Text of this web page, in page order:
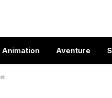
Animation Aventure